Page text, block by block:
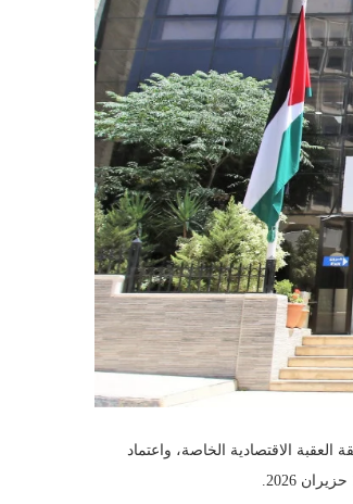
الاقتصادية الخاصة، واعتماد